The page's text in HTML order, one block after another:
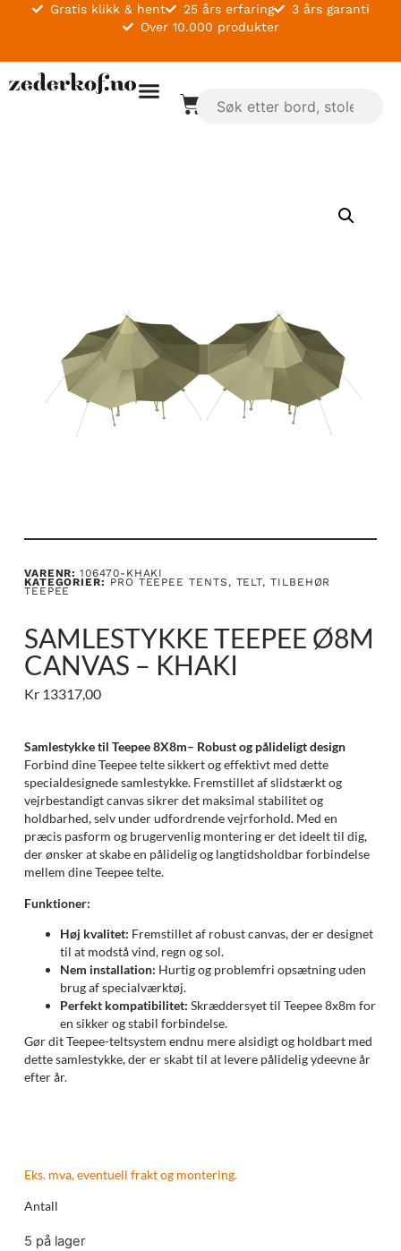
Gratis klikk & hent 25 års erfaring
3 års garanti
Over 10.000 produkter
VARENR:106470-KHAKI
KATEGORIER: PRO TEEPEE TENTS, TELT,TILBEHØR
TEEPEE
SAMLESTYKKE TEEPEE Ø8M
CANVAS – KHAKI
Kr13317,00
Samlestykke til Teepee 8X8m– Robust og pålideligt design
Forbind dine Teepee telte sikkert og effektivt med dette
specialdesignede samlestykke. Fremstillet af slidstærkt og
vejrbestandigt canvas sikrer det maksimal stabilitet og
holdbarhed, selv under udfordrende vejrforhold. Med en
præcis pasform og brugervenlig montering er det ideelt til dig,
der ønsker at skabe en pålidelig og langtidsholdbar forbindelse
mellem dine Teepee telte.
Funktioner:
Høj kvalitet: Fremstillet af robust canvas, der er designet
til at modstå vind, regn og sol.
Nem installation: Hurtig og problemfri opsætning uden
brug af specialværktøj.
Perfekt kompatibilitet: Skræddersyet til Teepee 8x8m for
en sikker og stabil forbindelse.
Gør dit Teepee-teltsystem endnu mere alsidigt og holdbart med
dette samlestykke, der er skabt til at levere pålidelig ydeevne år
efter år.
Eks. mva, eventuell frakt og montering.
Antall
5 på lager